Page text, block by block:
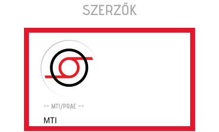
SZERZŐK
-- MTI/PRAE --
MTI